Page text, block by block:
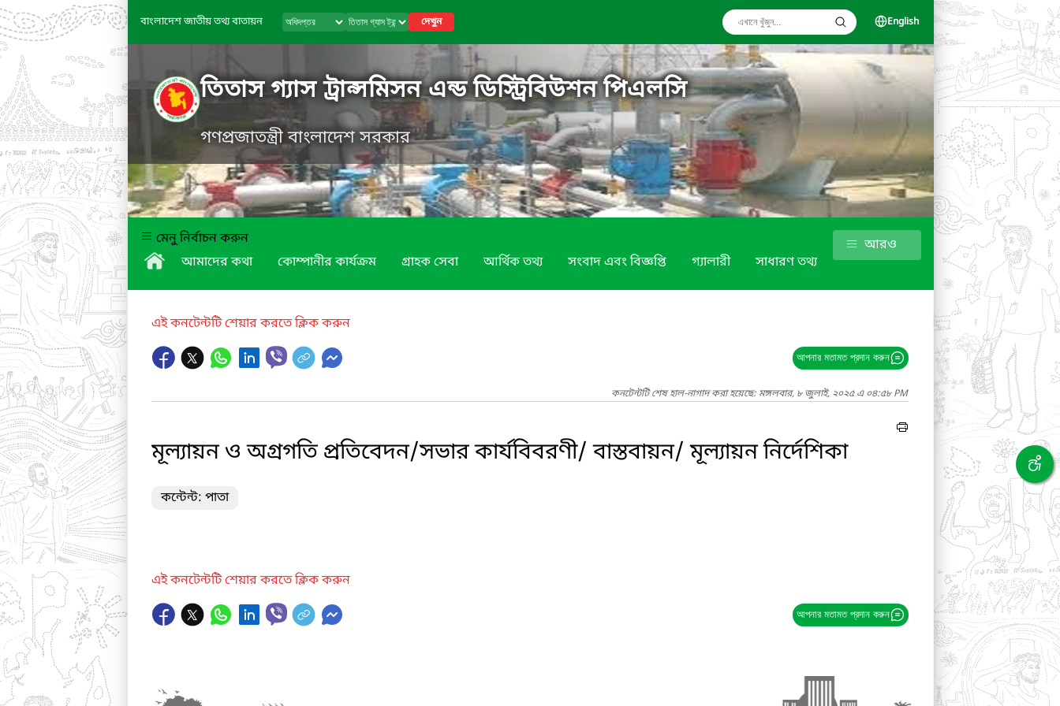
বাংলাদেশ জাতীয় তথ্য বাতায়ন দেখুন English
তিতাস গ্যাস ট্রান্সমিসন এন্ড ডিস্ট্রিবিউশন পিএলসি
গণপ্রজাতন্ত্রী বাংলাদেশ সরকার
মেনু নির্বাচন করুন
আমাদের কথা
কোম্পানীর কার্যক্রম গ্রাহক সেবা আর্থিক তথ্য সংবাদ এবং বিজ্ঞপ্তি গ্যালারী সাধারণ তথ্য
আরও
এই কনটেন্টটি শেয়ার করতে ক্লিক করুন
আপনার মতামত প্রদান করুন
কনটেন্টটি শেষ হাল-নাগাদ করা হয়েছে: মঙ্গলবার, ৮ জুলাই, ২০২৫ এ ০৪:৫৮ PM
মূল্যায়ন ও অগ্রগতি প্রতিবেদন/সভার কার্যবিবরণী/ বাস্তবায়ন/ মূল্যায়ন নির্দেশিকা
কন্টেন্ট: পাতা
এই কনটেন্টটি শেয়ার করতে ক্লিক করুন
আপনার মতামত প্রদান করুন